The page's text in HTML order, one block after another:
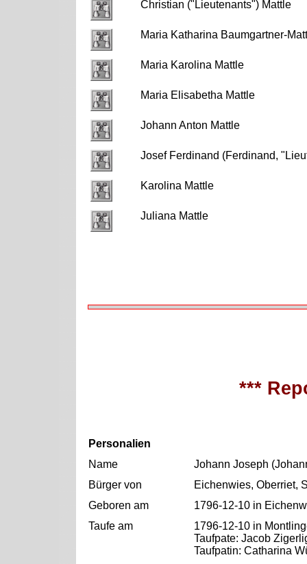
Christian ("Lieutenants") Mattle
Maria Katharina Baumgartner-
Maria Karolina Mattle
Maria Elisabetha Mattle
Johann Anton Mattle
Josef Ferdinand (Ferdinand,
Karolina Mattle
Juliana Mattle
***
Personalien
Name
Johann Joseph
Bürger von
Eichenwies, Oberriet,
Geboren am
1796-12-10 in
Taufe am
1796-12-10 in
Taufpate: Jacob
Taufpatin: Catharina